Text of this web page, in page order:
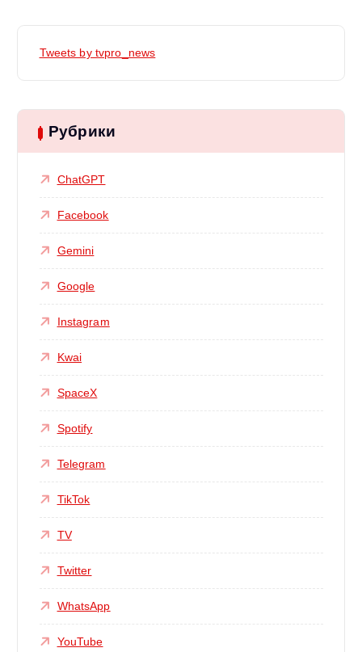
Tweets by tvpro_news
Рубрики
ChatGPT
Facebook
Gemini
Google
Instagram
Kwai
SpaceX
Spotify
Telegram
TikTok
TV
Twitter
WhatsApp
YouTube